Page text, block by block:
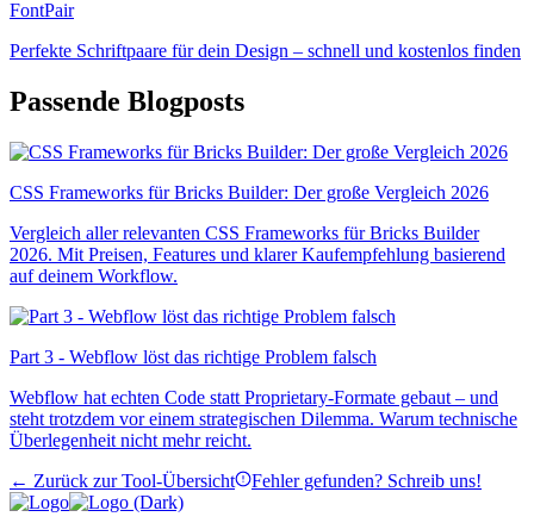
FontPair
Perfekte Schriftpaare für dein Design – schnell und kostenlos finden
Passende Blogposts
CSS Frameworks für Bricks Builder: Der große Vergleich 2026
Vergleich aller relevanten CSS Frameworks für Bricks Builder
2026. Mit Preisen, Features und klarer Kaufempfehlung basierend
auf deinem Workflow.
Part 3 - Webflow löst das richtige Problem falsch
Webflow hat echten Code statt Proprietary-Formate gebaut – und
steht trotzdem vor einem strategischen Dilemma. Warum technische
Überlegenheit nicht mehr reicht.
← Zurück zur Tool-Übersicht
Fehler gefunden? Schreib uns!